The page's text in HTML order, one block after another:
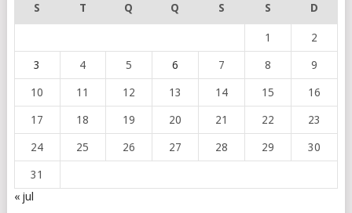
S T Q Q S S D
1 2
3 4 5 6 7 8 9
10 11 12 13 14 15 16
17 18 19 20 21 22 23
24 25 26 27 28 29 30
31
« jul